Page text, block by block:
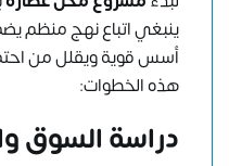
ينبغي اتباع نهج منظم
أسس قوية ويقلل من
هذه الخطوات:
دراسة السوق